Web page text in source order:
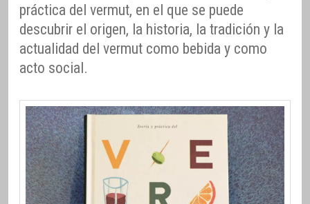
práctica del vermut, en el que se puede
descubrir el origen, la historia, la tradición y la
actualidad del vermut como bebida y como
acto social.